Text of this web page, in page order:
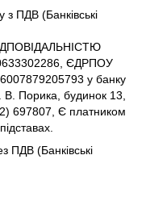
з ПДВ (Банківські
ЄДРПОУ
у банку
Порика, будинок 13,
697807, Є платником
ПДВ (Банківські